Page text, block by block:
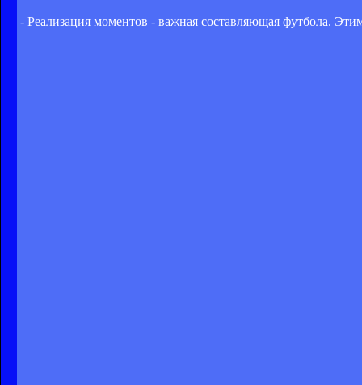
- Реализация моментов - важная составляющая футбола.